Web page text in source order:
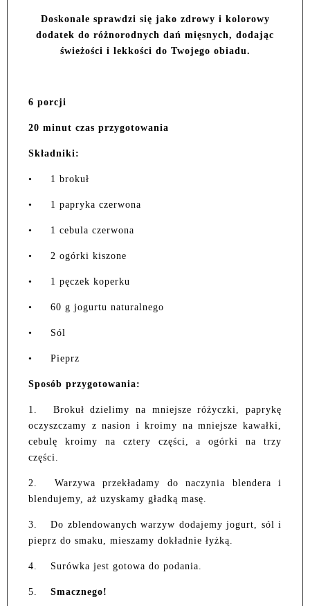
Doskonale sprawdzi się jako zdrowy i kolorowy
dodatek do różnorodnych dań mięsnych, dodając
świeżości i lekkości do Twojego obiadu.
6 porcji
20 minut czas przygotowania
Składniki:
• 1 brokuł
• 1 papryka czerwona
• 1 cebula czerwona
• 2 ogórki kiszone
• 1 pęczek koperku
• 60 g jogurtu naturalnego
• Sól
• Pieprz
Sposób przygotowania:
1.
Brokuł dzielimy na mniejsze różyczki, paprykę
oczyszczamy z nasion i kroimy na mniejsze kawałki,
cebulę kroimy na cztery części, a ogórki na trzy
części.
2.
Warzywa przekładamy do naczynia blendera i
blendujemy, aż uzyskamy gładką masę.
3.
Do zblendowanych warzyw dodajemy jogurt, sól i
pieprz do smaku, mieszamy dokładnie łyżką.
4. Surówka jest gotowa do podania.
5. Smacznego!